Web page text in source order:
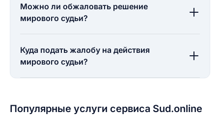
Можно ли обжаловать решение
мирового судьи?
Куда подать жалобу на действия
мирового судьи?
Популярные услуги сервиса Sud.online